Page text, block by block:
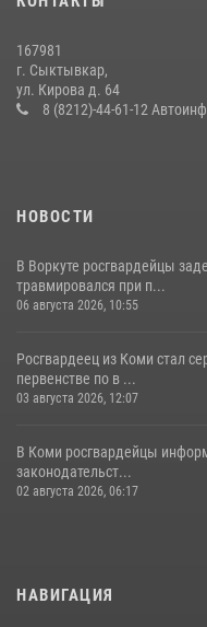
покупателя
В Сыктывкаре состоялась
военнослужащих по призыву
167981
г. Сыктывкар,
ул. Кирова д. 64
8 (8212)-44-61-12
НОВОСТИ
В Воркуте росгвардейцы
травмировался при п...
06 августа 2026, 10:55
Росгвардеец из Коми стал
первенстве по в ...
03 августа 2026, 12:07
В Коми росгвардейцы
законодательст...
02 августа 2026, 06:17
НАВИГАЦИЯ